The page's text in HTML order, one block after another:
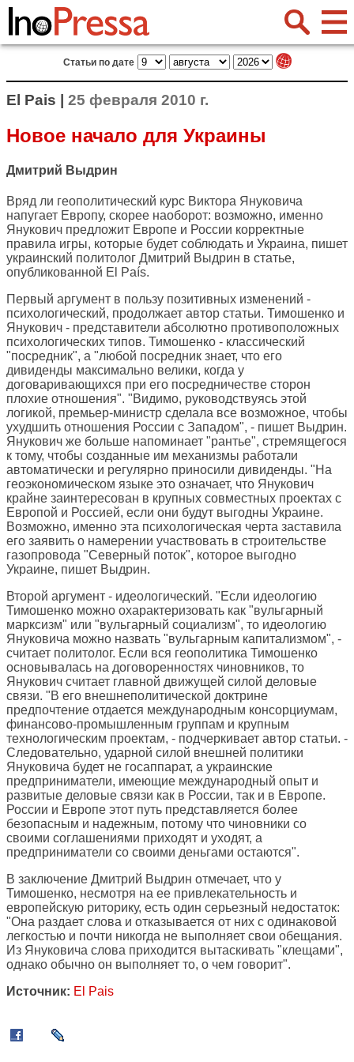
Статьи по дате
El Pais | 25 февраля 2010 г.
Новое начало для Украины
Дмитрий Выдрин
Вряд ли геополитический курс Виктора Януковича
напугает Европу, скорее наоборот: возможно, именно
Янукович предложит Европе и России корректные
правила игры, которые будет соблюдать и Украина, пишет
украинский политолог Дмитрий Выдрин в статье,
опубликованной El País.
Первый аргумент в пользу позитивных изменений -
психологический, продолжает автор статьи. Тимошенко и
Янукович - представители абсолютно противоположных
психологических типов. Тимошенко - классический
"посредник", а "любой посредник знает, что его
дивиденды максимально велики, когда у
договаривающихся при его посредничестве сторон
плохие отношения". "Видимо, руководствуясь этой
логикой, премьер-министр сделала все возможное, чтобы
ухудшить отношения России с Западом", - пишет Выдрин.
Янукович же больше напоминает "рантье", стремящегося
к тому, чтобы созданные им механизмы работали
автоматически и регулярно приносили дивиденды. "На
геоэкономическом языке это означает, что Янукович
крайне заинтересован в крупных совместных проектах с
Европой и Россией, если они будут выгодны Украине.
Возможно, именно эта психологическая черта заставила
его заявить о намерении участвовать в строительстве
газопровода "Северный поток", которое выгодно
Украине, пишет Выдрин.
Второй аргумент - идеологический. "Если идеологию
Тимошенко можно охарактеризовать как "вульгарный
марксизм" или "вульгарный социализм", то идеологию
Януковича можно назвать "вульгарным капитализмом", -
считает политолог. Если вся геополитика Тимошенко
основывалась на договоренностях чиновников, то
Янукович считает главной движущей силой деловые
связи. "В его внешнеполитической доктрине
предпочтение отдается международным консорциумам,
финансово-промышленным группам и крупным
технологическим проектам, - подчеркивает автор статьи. -
Следовательно, ударной силой внешней политики
Януковича будет не госаппарат, а украинские
предприниматели, имеющие международный опыт и
развитые деловые связи как в России, так и в Европе.
России и Европе этот путь представляется более
безопасным и надежным, потому что чиновники со
своими соглашениями приходят и уходят, а
предприниматели со своими деньгами остаются".
В заключение Дмитрий Выдрин отмечает, что у
Тимошенко, несмотря на ее привлекательность и
европейскую риторику, есть один серьезный недостаток:
"Она раздает слова и отказывается от них с одинаковой
легкостью и почти никогда не выполняет свои обещания.
Из Януковича слова приходится вытаскивать "клещами",
однако обычно он выполняет то, о чем говорит".
Источник: El Pais